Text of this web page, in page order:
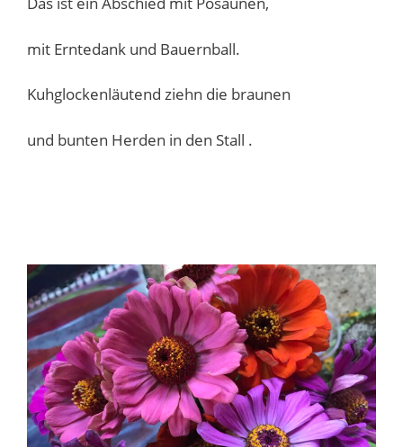
mit Erntedank und Bauernball.
Kuhglockenläutend ziehn die braunen
und bunten Herden in den Stall .